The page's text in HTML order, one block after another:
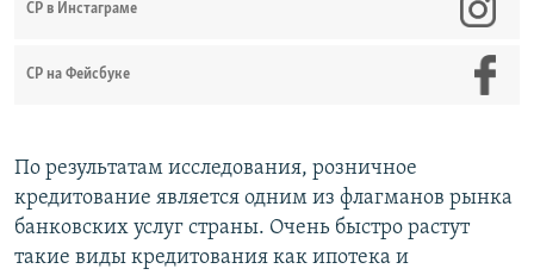
СР в Инстаграме
СР на Фейсбуке
По результатам исследования, розничное
кредитование является одним из флагманов рынка
банковских услуг страны. Очень быстро растут
такие виды кредитования как ипотека и